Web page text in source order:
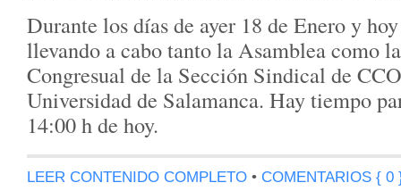
Durante los días de ayer 18 de Enero y
llevando a cabo tanto la Asamblea como
Congresual de la Sección Sindical de
Universidad de Salamanca. Hay tiempo
14:00 h de hoy.
LEER CONTENIDO COMPLETO • COMENTARIOS { 0